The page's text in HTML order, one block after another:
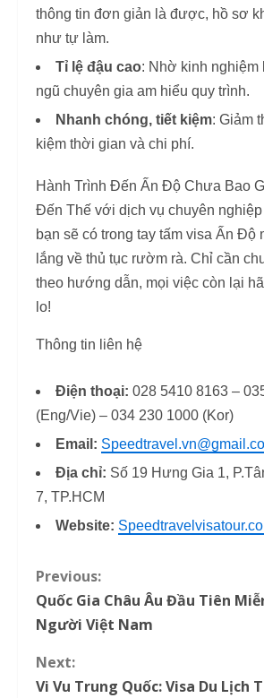
thông tin đơn giản là được, hồ sơ
như tự làm.
Tỉ lệ đậu cao: Nhờ kinh nghiệm
ngũ chuyên gia am hiểu quy trình.
Nhanh chóng, tiết kiệm: Giảm
kiệm thời gian và chi phí.
Hành Trình Đến Ấn Độ Chưa Bao
Đến Thế với dịch vụ chuyên nghiệp
bạn sẽ có trong tay tấm visa Ấn Độ
lắng về thủ tục rườm rà. Chỉ cần
theo hướng dẫn, mọi việc còn lại
lo!
Thông tin liên hệ
Điện thoại: 028 5410 8163 –
(Eng/Vie) – 034 230 1000 (Kor)
Email:
Địa chỉ: Số 19 Hưng Gia 1,
7, TP.HCM
Website:
C
o
n
Previous:
Quốc Gia Châu Âu Đầu Tiên
Người Việt Nam
Next:
Vi Vu Trung Quốc: Visa Du Lịch